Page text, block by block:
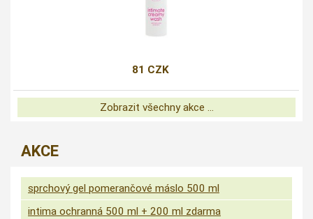
81 CZK
Zobrazit všechny akce ...
AKCE
sprchový gel pomerančové máslo 500 ml
intima ochranná 500 ml + 200 ml zdarma